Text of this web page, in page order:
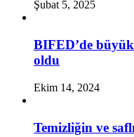
Şubat 5, 2025
BIFED’de
oldu
Ekim 14, 2024
Temizliğin ve